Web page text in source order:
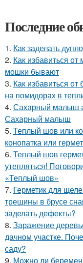
Последние
1. Как заделать
2. Как избавиться
мошки бывают
3. Как избавиться
на помидорах в
4. Сахарный малыш
Сахарный малыш
5. Теплый шов или
конопатка или
6. Теплый шов
утепляться!
«Теплый шов»
7. Герметик для
трещины в брусе
заделать дефекты?
8. Заражение
дачном участке.
саду?
9. Можно ли